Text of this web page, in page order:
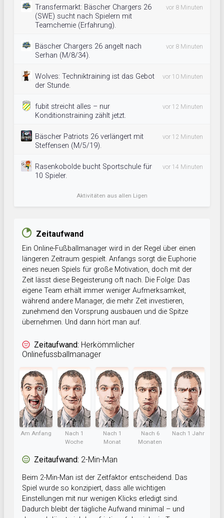
Transfermarkt: Bäscher Chargers 26
(SWE) sucht nach Spielern mit
Teamchemie (Erfahrung).
vor 8 Minuten
Bäscher Chargers 26 angelt nach
Serhan (M/8/34).
vor 8 Minuten
Wolves: Techniktraining ist das Gebot
der Stunde.
vor 10 Minuten
fubit streicht alles – nur
Konditionstraining zählt jetzt.
vor 12 Minuten
Bäscher Patriots 26 verlängert mit
Steffensen (M/5/19).
vor 12 Minuten
Rasenkobolde bucht Sportschule für
10 Spieler.
vor 14 Minuten
Aktivitäten aus allen Ligen
Zeitaufwand
Ein Online-Fußballmanager wird in der Regel über einen
längeren Zeitraum gespielt. Anfangs sorgt die Euphorie
eines neuen Spiels für große Motivation, doch mit der
Zeit lässt diese Begeisterung oft nach. Die Folge: Das
eigene Team erhält immer weniger Aufmerksamkeit,
während andere Manager, die mehr Zeit investieren,
zunehmend den Vorsprung ausbauen und die Spitze
übernehmen. Und dann hört man auf.
Zeitaufwand: Herkömmlicher
Onlinefussballmanager
Am Anfang
Nach 1
Woche
Nach 1
Monat
Nach 6
Monaten
Nach 1 Jahr
Zeitaufwand: 2-Min-Man
Beim 2-Min-Man ist der Zeitfaktor entscheidend. Das
Spiel wurde so konzipiert, dass alle wichtigen
Einstellungen mit nur wenigen Klicks erledigt sind.
Dadurch bleibt der tägliche Aufwand minimal – und